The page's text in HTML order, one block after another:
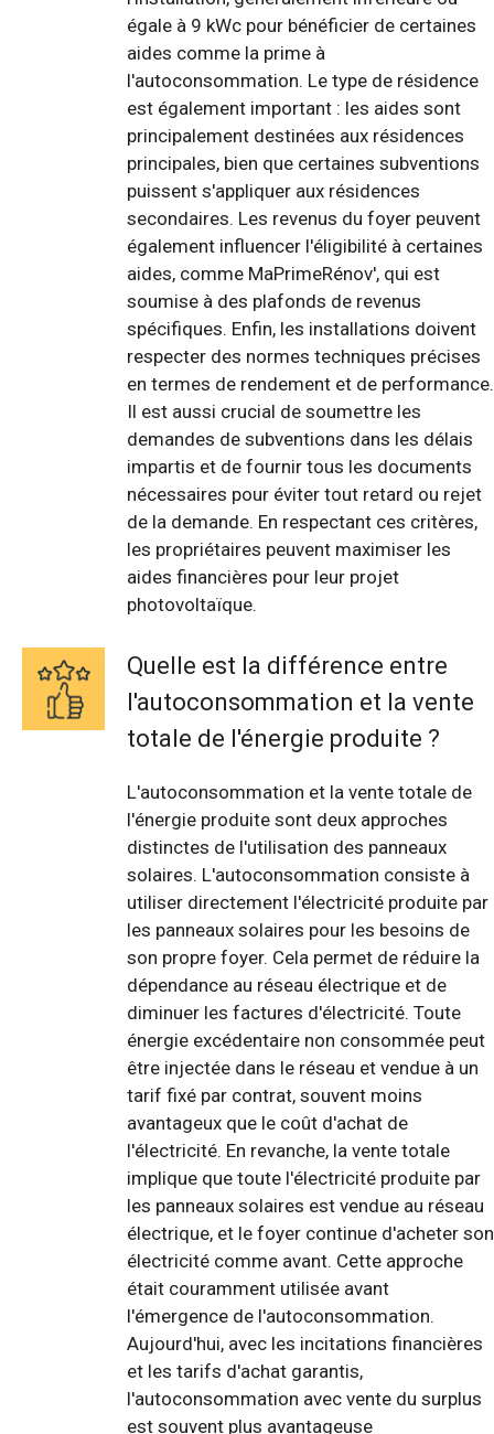
égale à 9 kWc pour bénéficier de certaines
aides comme la prime à
l'autoconsommation. Le type de résidence
est également important : les aides sont
principalement destinées aux résidences
principales, bien que certaines subventions
puissent s'appliquer aux résidences
secondaires. Les revenus du foyer peuvent
également influencer l'éligibilité à certaines
aides, comme MaPrimeRénov', qui est
soumise à des plafonds de revenus
spécifiques. Enfin, les installations doivent
respecter des normes techniques précises
en termes de rendement et de performance.
Il est aussi crucial de soumettre les
demandes de subventions dans les délais
impartis et de fournir tous les documents
nécessaires pour éviter tout retard ou rejet
de la demande. En respectant ces critères,
les propriétaires peuvent maximiser les
aides financières pour leur projet
photovoltaïque.
Quelle est la différence entre
l'autoconsommation et la vente
totale de l'énergie produite ?
L'autoconsommation et la vente totale de
l'énergie produite sont deux approches
distinctes de l'utilisation des panneaux
solaires. L'autoconsommation consiste à
utiliser directement l'électricité produite par
les panneaux solaires pour les besoins de
son propre foyer. Cela permet de réduire la
dépendance au réseau électrique et de
diminuer les factures d'électricité. Toute
énergie excédentaire non consommée peut
être injectée dans le réseau et vendue à un
tarif fixé par contrat, souvent moins
avantageux que le coût d'achat de
l'électricité. En revanche, la vente totale
implique que toute l'électricité produite par
les panneaux solaires est vendue au réseau
électrique, et le foyer continue d'acheter son
électricité comme avant. Cette approche
était couramment utilisée avant
l'émergence de l'autoconsommation.
Aujourd'hui, avec les incitations financières
et les tarifs d'achat garantis,
l'autoconsommation avec vente du surplus
est souvent plus avantageuse